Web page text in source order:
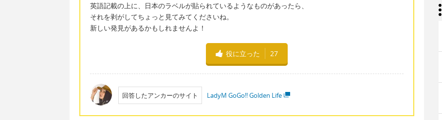
英語記載の上に、日本のラベルが貼られているようなものがあったら、
それを剥がしてちょっと見てみてくださいね。
新しい発見があるかもしれませんよ！
役に立った 27
回答したアンカーのサイト LadyM GoGo!! Golden Life